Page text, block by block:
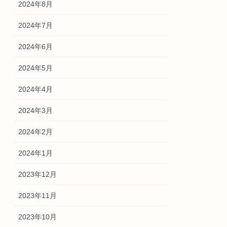
2024年8月
2024年7月
2024年6月
2024年5月
2024年4月
2024年3月
2024年2月
2024年1月
2023年12月
2023年11月
2023年10月